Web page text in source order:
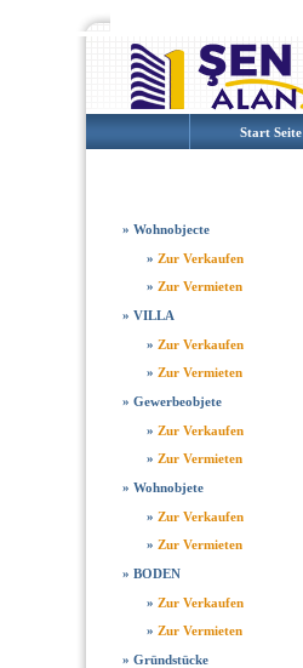
Start Seite
» Wohnobjecte
» Zur Verkaufen
» Zur Vermieten
» VILLA
» Zur Verkaufen
» Zur Vermieten
» Gewerbeobjete
» Zur Verkaufen
» Zur Vermieten
» Wohnobjete
» Zur Verkaufen
» Zur Vermieten
» BODEN
» Zur Verkaufen
» Zur Vermieten
» Gründstücke